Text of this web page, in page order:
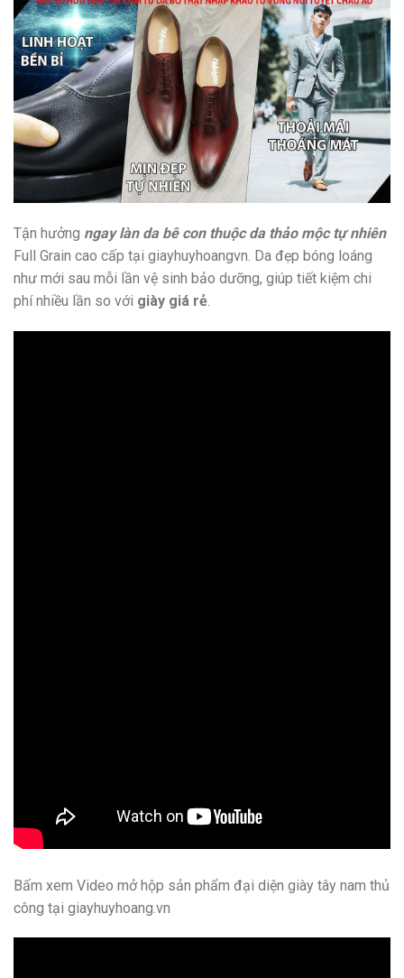
Tận hưởng ngay làn da bê con thuộc da thảo mộc tự nhiên
Full Grain cao cấp tại giayhuyhoangvn. Da đẹp bóng loáng
như mới sau mỗi lần vệ sinh bảo dưỡng, giúp tiết kiệm chi
phí nhiều lần so với giày giá rẻ.
Bấm xem Video mở hộp sản phẩm đại diện giày tây nam thủ
công tại giayhuyhoang.vn